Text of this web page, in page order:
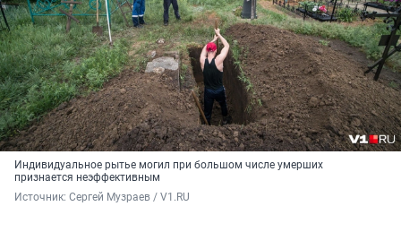
Индивидуальное рытье могил при большом числе умерших
признается неэффективным
Источник: Сергей Музраев / V1.RU